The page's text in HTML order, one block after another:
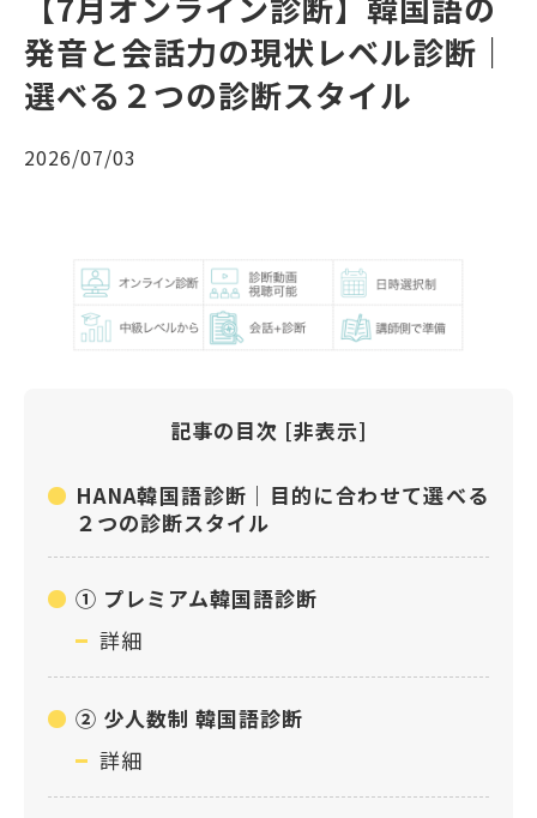
発音と会話力の現状レベル診断｜
選べる２つの診断スタイル
2026/07/03
記事の目次 [非表示]
HANA韓国語診断｜目的に合わせて選べる
２つの診断スタイル
① プレミアム韓国語診断
詳細
② 少人数制 韓国語診断
詳細